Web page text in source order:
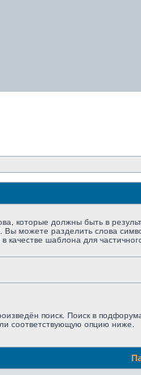
которые должны быть в
Вы можете разделить слова
в качестве шаблона для
поиск. Поиск в
соответствующую опцию ниже.